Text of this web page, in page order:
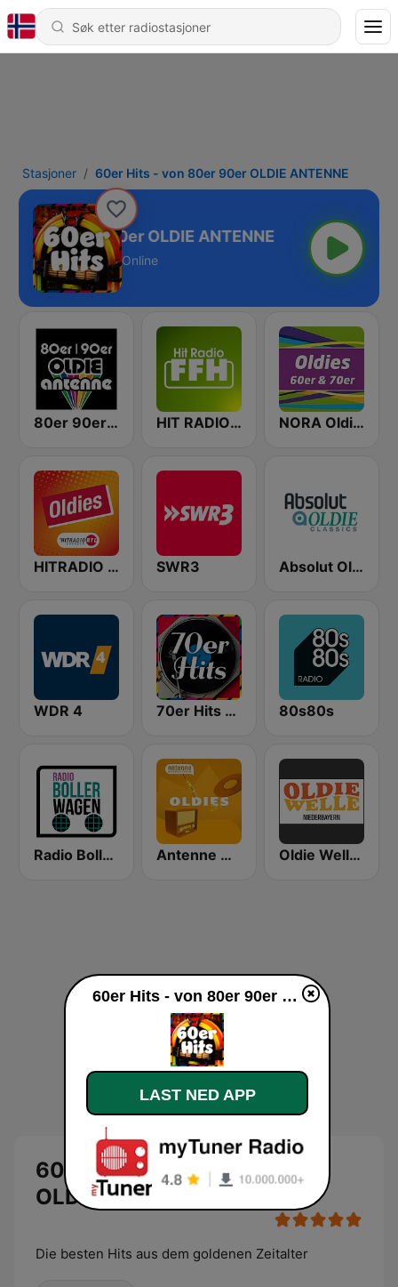
Stasjoner 60er Hits - von 80er 90er OLDIE ANTENNE
- von 80er 90er OLDIE ANTENNE
Online
80er 90er OLDIE ANTENNE HIT RADIO FFH NORA Oldies
HITRADIO RTL Oldies SWR3 Absolut Oldies Classics
WDR 4 70er Hits - von 80er 90er OLDIE ANTENNE 80s80s
Radio Bollerwagen Antenne Niedersachsen Oldies Oldie Welle Niederbayern
60er Hits - von 80er 90er
OLDIE ANTENNE
Die besten Hits aus dem goldenen Zeitalter
60er Hits - von 80er 90er OLDIE ANTENNE direkte
LAST NED APP